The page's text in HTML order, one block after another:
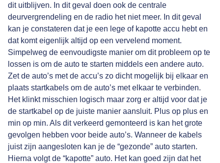
dit uitblijven. In dit geval doen ook de centrale
deurvergrendeling en de radio het niet meer. In dit geval
kan je constateren dat je een lege of kapotte accu hebt en
dat komt eigenlijk altijd op een vervelend moment.
Simpelweg de eenvoudigste manier om dit probleem op te
lossen is om de auto te starten middels een andere auto.
Zet de auto’s met de accu’s zo dicht mogelijk bij elkaar en
plaats startkabels om de auto’s met elkaar te verbinden.
Het klinkt misschien logisch maar zorg er altijd voor dat je
de startkabel op de juiste manier aansluit. Plus op plus en
min op min. Als dit verkeerd gemonteerd is kan het grote
gevolgen hebben voor beide auto’s. Wanneer de kabels
juist zijn aangesloten kan je de “gezonde” auto starten.
Hierna volgt de “kapotte” auto. Het kan goed zijn dat het